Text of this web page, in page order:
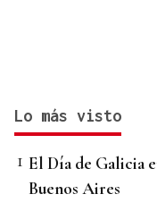
Lo más visto
El Día de Galicia
Buenos Aires